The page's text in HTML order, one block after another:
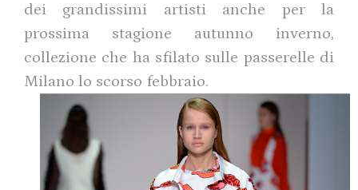
dei grandissimi artisti anche per la
prossima stagione autunno inverno,
collezione che ha sfilato sulle passerelle di
Milano lo scorso febbraio.